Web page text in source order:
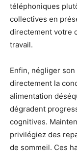
téléphoniques
collectives en
directement votre
travail.
Enfin, négliger son
directement la
alimentation
dégradent
cognitives.
privilégiez des
de sommeil. Ces